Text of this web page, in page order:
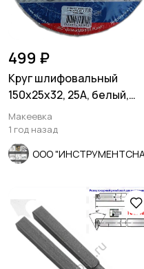
499 ₽
Круг шлифовальный
150х25х32, 25А, белый,
40СМ, ГОСТ Р52588-2011,
Луга,
Макеевка
1 год назад